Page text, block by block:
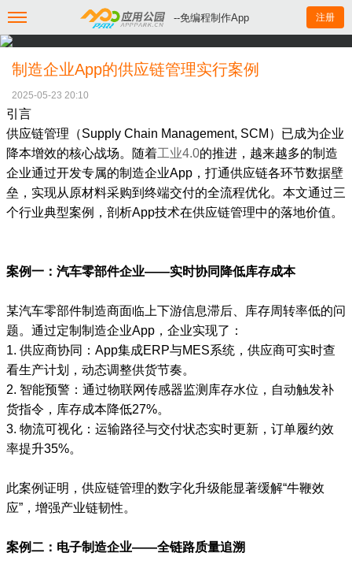
--免编程制作App 注册
制造企业App的供应链管理实行案例
2025-05-23 20:10
引言
供应链管理（Supply Chain Management, SCM）已成为企业
降本增效的核心战场。随着工业4.0的推进，越来越多的制造
企业通过开发专属的制造企业App，打通供应链各环节数据壁
垒，实现从原材料采购到终端交付的全流程优化。本文通过三
个行业典型案例，剖析App技术在供应链管理中的落地价值。
案例一：汽车零部件企业——实时协同降低库存成本
某汽车零部件制造商面临上下游信息滞后、库存周转率低的问
题。通过定制制造企业App，企业实现了：
1. 供应商协同：App集成ERP与MES系统，供应商可实时查
看生产计划，动态调整供货节奏。
2. 智能预警：通过物联网传感器监测库存水位，自动触发补
货指令，库存成本降低27%。
3. 物流可视化：运输路径与交付状态实时更新，订单履约效
率提升35%。
此案例证明，供应链管理的数字化升级能显著缓解“牛鞭效
应”，增强产业链韧性。
案例二：电子制造企业——全链路质量追溯